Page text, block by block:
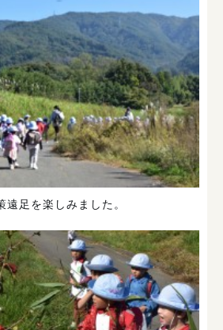
足を楽しみました。